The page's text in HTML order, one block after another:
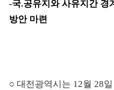
-국.공유지와 사유지간 경
방안 마련
○ 대전광역시는 12월 28